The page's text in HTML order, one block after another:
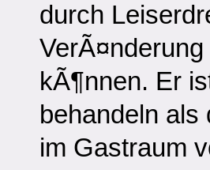
durch
kÃ¶nnen. Er
behandeln
im Gastraum